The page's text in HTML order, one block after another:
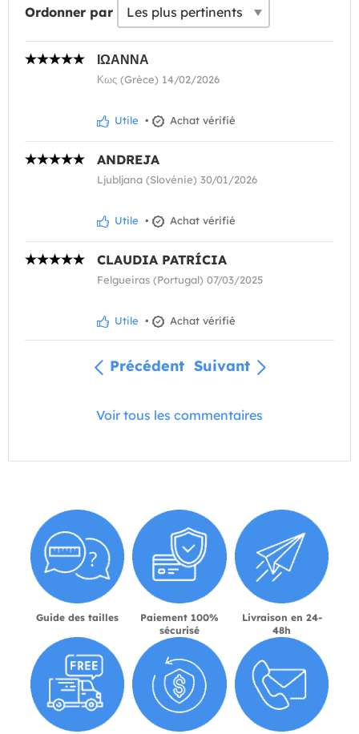
Ordonner par
ΙΩΑΝΝΑ
Κως (Grèce) 14/02/2026
Utile • Achat vérifié
ANDREJA
Ljubljana (Slovénie) 30/01/2026
Utile • Achat vérifié
CLAUDIA PATRÍCIA
Felgueiras (Portugal) 07/03/2025
Utile • Achat vérifié
Précédent Suivant
Voir tous les commentaires
Guide des tailles
Paiement 100%
sécurisé
Livraison en 24-
48h